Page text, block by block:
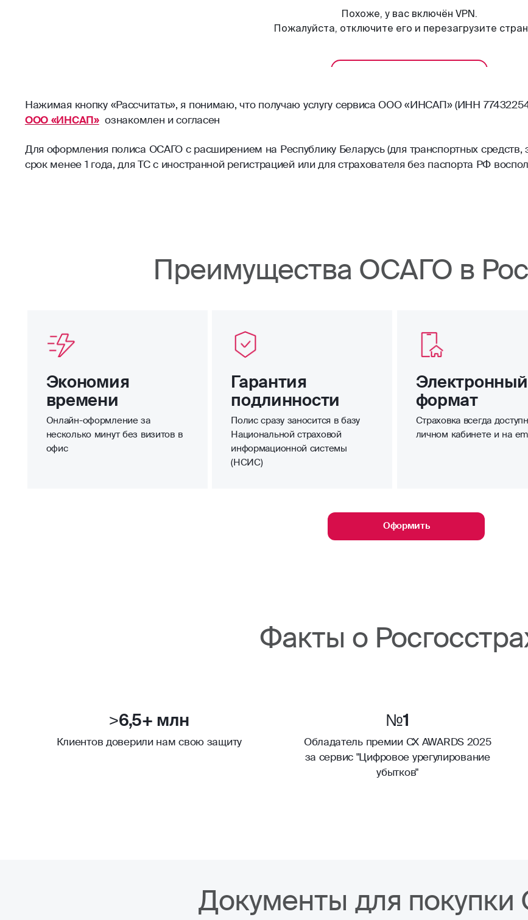
Нажимая кнопку «Рассчитать», я понимаю, что получаю услугу сервиса ООО «ИНСАП» (ИНН
ООО «ИНСАП» ознакомлен и согласен
Для оформления полиса ОСАГО с расширением на Республику Беларусь (для транспортных средств,
срок менее 1 года, для ТС с иностранной регистрацией или для страхователя без паспорта РФ
Преимущества ОСАГО в
Экономия
времени
Онлайн-оформление за
несколько минут без визитов в
офис
Гарантия
подлинности
Полис сразу заносится в базу
Национальной страховой
информационной системы
(НСИС)
Электронный
формат
Страховка всегда
личном кабинете и на
Оформить
Факты о
>6,5+ млн
Клиентов доверили нам свою защиту
№1
Обладатель премии CX AWARDS 2025
за сервис "Цифровое урегулирование
убытков"
Документы для